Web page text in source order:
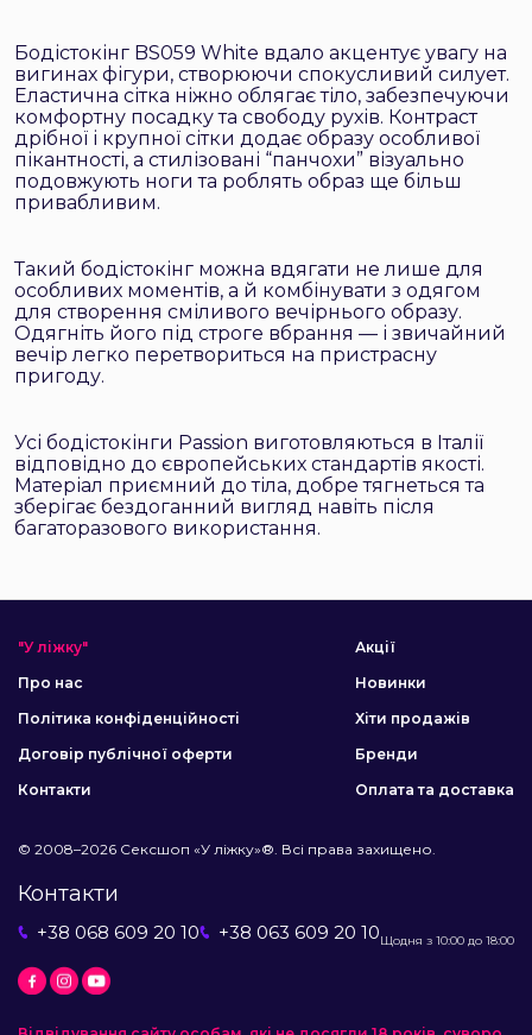
Бодістокінг BS059 White вдало акцентує увагу на
вигинах фігури, створюючи спокусливий силует.
Еластична сітка ніжно облягає тіло, забезпечуючи
комфортну посадку та свободу рухів. Контраст
дрібної і крупної сітки додає образу особливої
пікантності, а стилізовані “панчохи” візуально
подовжують ноги та роблять образ ще більш
привабливим.
Такий бодістокінг можна вдягати не лише для
особливих моментів, а й комбінувати з одягом
для створення сміливого вечірнього образу.
Одягніть його під строге вбрання — і звичайний
вечір легко перетвориться на пристрасну
пригоду.
Усі бодістокінги Passion виготовляються в Італії
відповідно до європейських стандартів якості.
Матеріал приємний до тіла, добре тягнеться та
зберігає бездоганний вигляд навіть після
багаторазового використання.
"У ліжку"
Про нас
Політика конфіденційності
Договір публічної оферти
Контакти
Акції
Новинки
Хіти продажів
Бренди
Оплата та доставка
© 2008–2026 Сексшоп «У ліжку»®. Всі права захищено.
Контакти
+38 068 609 20 10 +38 063 609 20 10Щодня з 10:00 до 18:00